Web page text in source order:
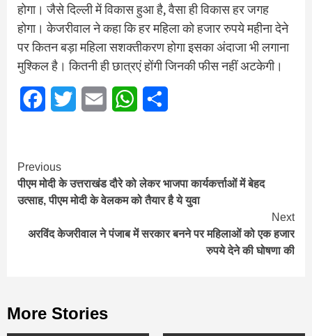
होगा। जैसे दिल्ली में विकास हुआ है, वैसा ही विकास हर जगह
होगा। केजरीवाल ने कहा कि हर महिला को हजार रुपये महीना देने
पर कितन बड़ा महिला सशक्तीकरण होगा इसका अंदाजा भी लगाना
मुश्किल है। कितनी ही छात्रएं होंगी जिनकी फीस नहीं अटकेगी।
FacebookTwitter Email WhatsApp
Continue
Reading
Previous
पीएम मोदी के उत्तराखंड दौरे को लेकर भाजपा कार्यकर्त्ताओं में बेहद
उत्साह, पीएम मोदी के वेलकम को तैयार है ये युवा
Next
अरविंद केजरीवाल ने पंजाब में सरकार बनने पर महिलाओं को एक हजार
रुपये देने की घोषणा की
More Stories